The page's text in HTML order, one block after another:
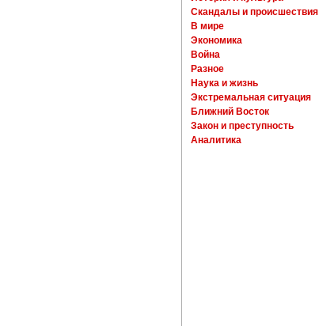
Скандалы и происшествия
В мире
Экономика
Война
Разное
Наука и жизнь
Экстремальная ситуация
Ближний Восток
Закон и преступность
Аналитика